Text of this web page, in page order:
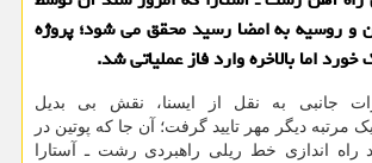
و روسیه به امضا رسید محقق می شود؛ پروژه
جانبی به نقل از ایسنا، نقش بی بدیل
مرتبه دیگر مهر تایید گرفت؛ آن جا که پوتین در
راه اندازی خط ریلی راهبردی رشت ـ آستارا